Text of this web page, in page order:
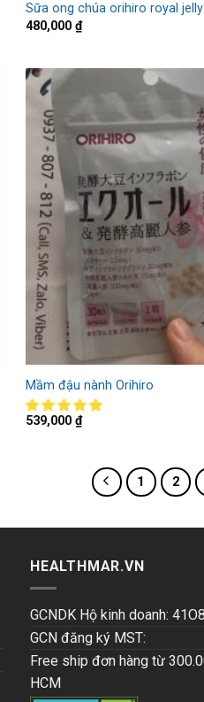
Sữa ong chúa orihiro royal
480,000 ₫
Mầm đậu nành Orihiro
539,000 ₫
1 2
HEALTHMAR.VN
GCNDK Hộ kinh doanh:
GCN đăng ký MST:
Free ship đơn hàng từ
HCM